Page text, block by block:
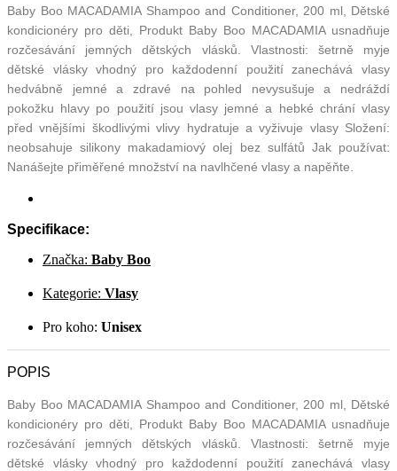
Baby Boo MACADAMIA Shampoo and Conditioner, 200 ml, Dětské
kondicionéry pro děti, Produkt Baby Boo MACADAMIA usnadňuje
rozčesávání jemných dětských vlásků. Vlastnosti: šetrně myje
dětské vlásky vhodný pro každodenní použití zanechává vlasy
hedvábně jemné a zdravé na pohled nevysušuje a nedráždí
pokožku hlavy po použití jsou vlasy jemné a hebké chrání vlasy
před vnějšími škodlivými vlivy hydratuje a vyživuje vlasy Složení:
neobsahuje silikony makadamiový olej bez sulfátů Jak používat:
Nanášejte přiměřené množství na navlhčené vlasy a napěňte.
Specifikace:
Značka: Baby Boo
Kategorie: Vlasy
Pro koho: Unisex
POPIS
Baby Boo MACADAMIA Shampoo and Conditioner, 200 ml, Dětské
kondicionéry pro děti, Produkt Baby Boo MACADAMIA usnadňuje
rozčesávání jemných dětských vlásků. Vlastnosti: šetrně myje
dětské vlásky vhodný pro každodenní použití zanechává vlasy